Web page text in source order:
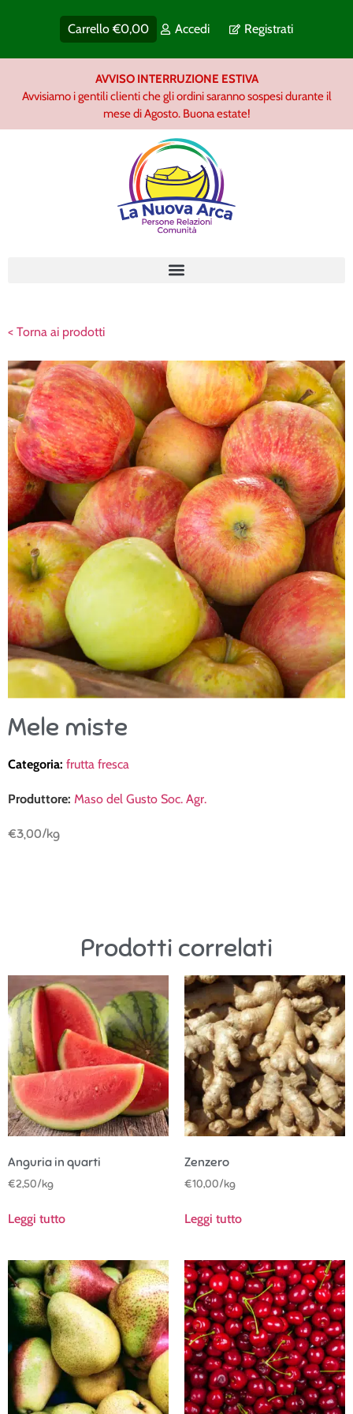
Carrello€0,00 Accedi Registrati
AVVISO INTERRUZIONE ESTIVA
Avvisiamo i gentili clienti che gli ordini saranno sospesi durante il
mese di Agosto. Buona estate!
< Torna ai prodotti
Mele miste
Categoria: frutta fresca
Produttore: Maso del Gusto Soc. Agr.
€3,00/kg
Prodotti correlati
Anguria in quarti
€2,50/kg
Leggi tutto
Zenzero
€10,00/kg
Leggi tutto